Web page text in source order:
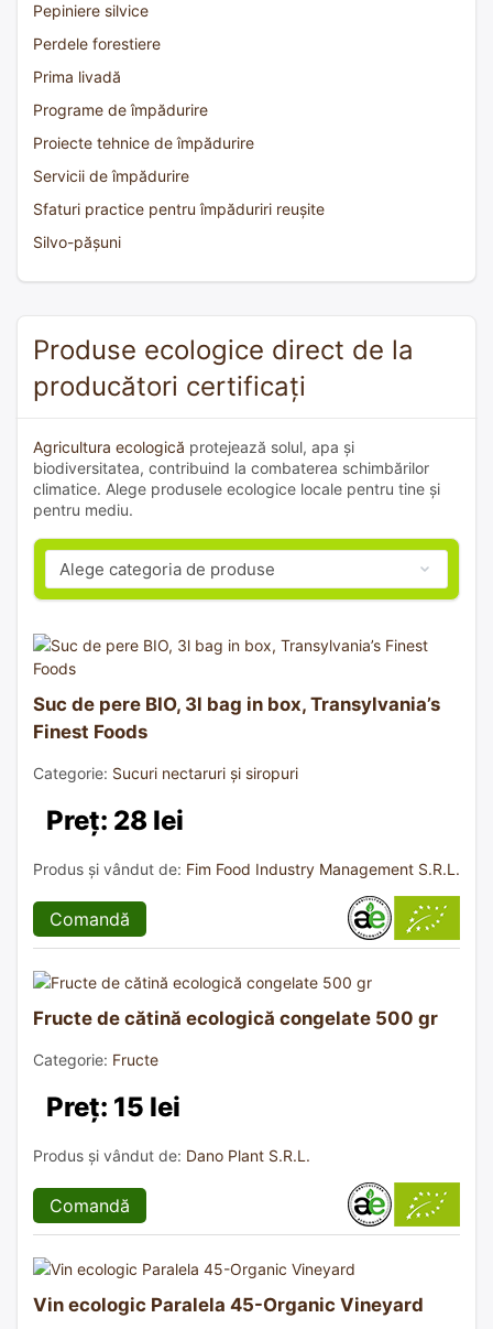
Pepiniere silvice
Perdele forestiere
Prima livadă
Programe de împădurire
Proiecte tehnice de împădurire
Servicii de împădurire
Sfaturi practice pentru împăduriri reușite
Silvo-pășuni
Produse ecologice direct de la
producători certificați
Agricultura ecologică protejează solul, apa și
biodiversitatea, contribuind la combaterea schimbărilor
climatice. Alege produsele ecologice locale pentru tine și
pentru mediu.
Suc de pere BIO, 3l bag in box, Transylvania’s
Finest Foods
Categorie: Sucuri nectaruri și siropuri
Preț: 28 lei
Produs și vândut de: Fim Food Industry Management S.R.L.
Comandă
Fructe de cătină ecologică congelate 500 gr
Categorie: Fructe
Preț: 15 lei
Produs și vândut de: Dano Plant S.R.L.
Comandă
Vin ecologic Paralela 45-Organic Vineyard